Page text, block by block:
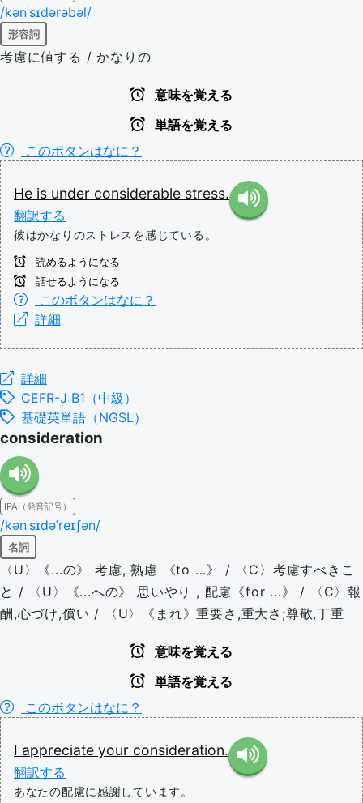
/kənˈsɪdərəbəl/
形容詞
考慮に値する / かなりの
意味を覚える
単語を覚える
このボタンはなに？
He is under considerable stress.
翻訳する
彼はかなりのストレスを感じている。
読めるようになる
話せるようになる
このボタンはなに？
詳細
詳細
CEFR-J B1（中級）
基礎英単語（NGSL）
consideration
IPA（発音記号）
/kənˌsɪdəˈreɪʃən/
名詞
〈U〉《...の》 考慮, 熟慮 《to ...》 / 〈C〉考慮すべきこ
と / 〈U〉《...への》 思いやり , 配慮《for ...》 / 〈C〉報
酬,心づけ,償い / 〈U〉《まれ》重要さ,重大さ;尊敬,丁重
意味を覚える
単語を覚える
このボタンはなに？
I appreciate your consideration.
翻訳する
あなたの配慮に感謝しています。